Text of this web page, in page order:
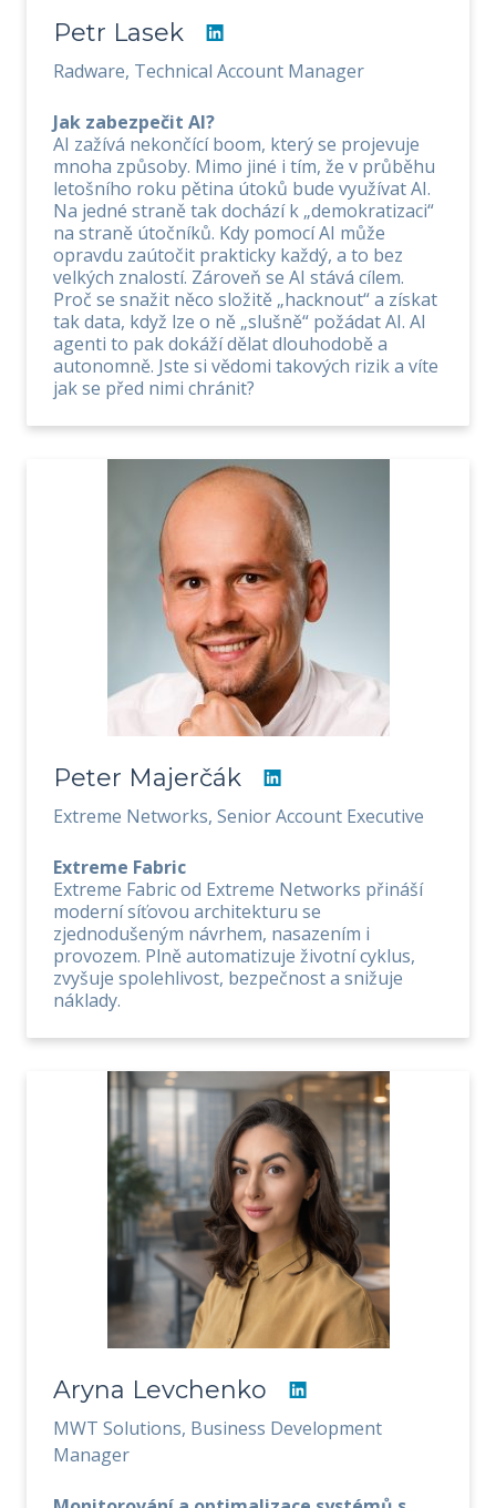
Petr Lasek
Radware, Technical Account Manager
Jak zabezpečit AI?
AI zažívá nekončící boom, který se projevuje
mnoha způsoby. Mimo jiné i tím, že v průběhu
letošního roku pětina útoků bude využívat AI.
Na jedné straně tak dochází k „demokratizaci“
na straně útočníků. Kdy pomocí AI může
opravdu zaútočit prakticky každý, a to bez
velkých znalostí. Zároveň se AI stává cílem.
Proč se snažit něco složitě „hacknout“ a získat
tak data, když lze o ně „slušně“ požádat AI. AI
agenti to pak dokáží dělat dlouhodobě a
autonomně. Jste si vědomi takových rizik a víte
jak se před nimi chránit?
Peter Majerčák
Extreme Networks, Senior Account Executive
Extreme Fabric
Extreme Fabric od Extreme Networks přináší
moderní síťovou architekturu se
zjednodušeným návrhem, nasazením i
provozem. Plně automatizuje životní cyklus,
zvyšuje spolehlivost, bezpečnost a snižuje
náklady.
Aryna Levchenko
MWT Solutions, Business Development
Manager